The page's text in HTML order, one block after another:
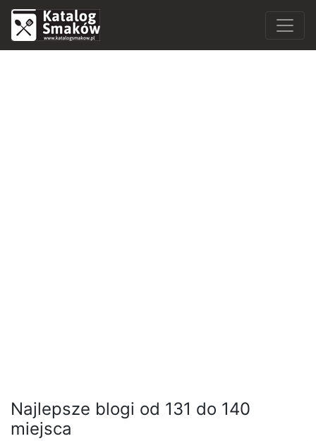
Najlepsze blogi od 131 do 140
miejsca